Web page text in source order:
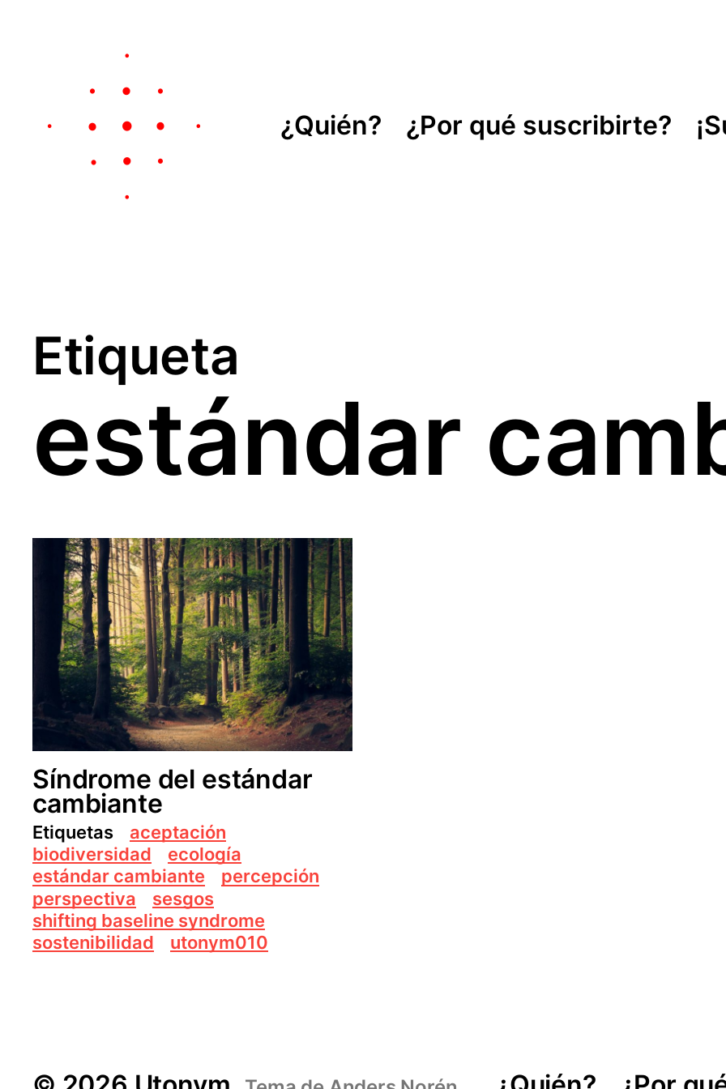
¿Quién? ¿Por qué suscribirte?
Etiqueta
estándar
Síndrome del estándar
cambiante
Etiquetas
aceptación
biodiversidad
ecología
estándar cambiante
percepción
perspectiva
sesgos
shifting baseline syndrome
sostenibilidad
utonym010